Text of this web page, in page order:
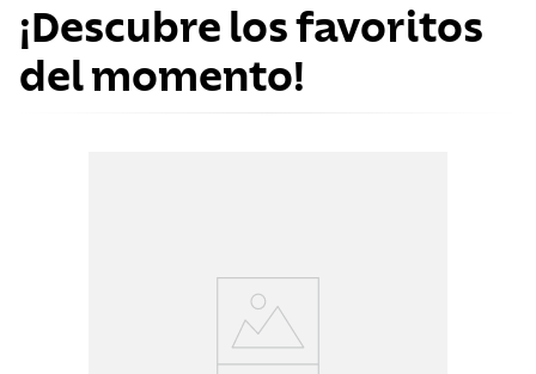
¡Descubre los favoritos
del momento!